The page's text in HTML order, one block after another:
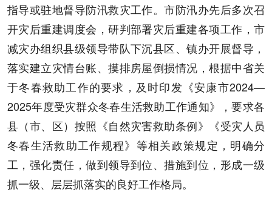
指导或驻地督导防汛救灾工作。市防汛办先后多次召
开灾后重建调度会，研判部署灾后重建各项工作，市
减灾办组织县级领导带队下沉县区、镇办开展督导，
落实建立灾情台账、摸排房屋倒损情况，根据中省关
于冬春救助工作的要求，及时印发《安康市2024—
2025年度受灾群众冬春生活救助工作通知》，要求各
县（市、区）按照《自然灾害救助条例》《受灾人员
冬春生活救助工作规程》等相关政策规定，明确分
工，强化责任，做到领导到位、措施到位，形成一级
抓一级、层层抓落实的良好工作格局。